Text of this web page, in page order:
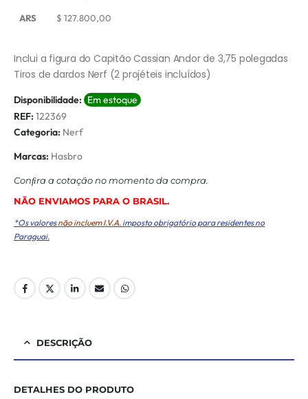
ARS $ 127.800,00
Inclui a figura do Capitão Cassian Andor de 3,75 polegadas
Tiros de dardos Nerf (2 projéteis incluídos)
Disponibilidade: Em estoque
REF: 122369
Categoria: Nerf
Marcas: Hasbro
Conﬁra a cotação no momento da compra.
NÃO ENVIAMOS PARA O BRASIL.
*Os valoresnão incluem I.V.A. imposto obrigatório para residentes no
Paraguai.
DESCRIÇÃO
DETALHES DO PRODUTO